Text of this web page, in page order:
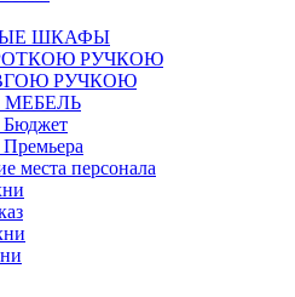
ШКАФЫ
РУЧКОЮ
РУЧКОЮ
Бюджет
места персонала